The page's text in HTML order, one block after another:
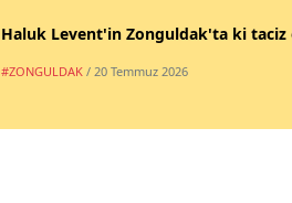
Haluk Levent'in Zonguldak'ta ki taciz
#ZONGULDAK / 20 Temmuz 2026